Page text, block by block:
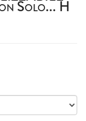
Solo... H